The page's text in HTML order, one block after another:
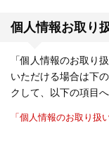
個人情報お取り
「個人情報のお取り
いただける場合は下
クして、以下の項目
「個人情報のお取り扱